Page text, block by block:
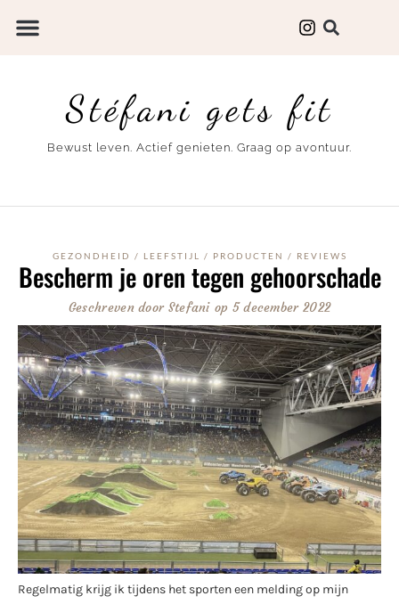
Stéfani gets fit
Bewust leven. Actief genieten. Graag op avontuur.
GEZONDHEID / LEEFSTIJL / PRODUCTEN / REVIEWS
Bescherm je oren tegen gehoorschade
Geschreven doorStefani op 5 december 2022
Regelmatig krijg ik tijdens het sporten een melding op mijn